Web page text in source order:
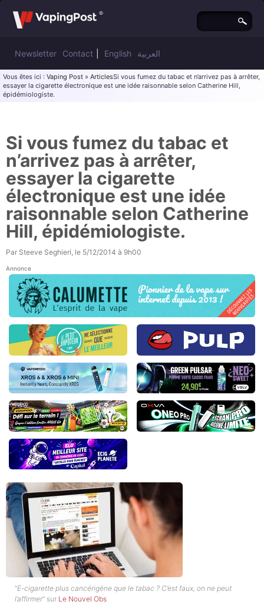
Newsletter Contact English العربية
Vous êtes ici : Vaping Post » ArticlesSi vous fumez du tabac et n’arrivez pas à arrêter,
essayer la cigarette électronique est une idée raisonnable selon Catherine Hill,
épidémiologiste.
Si vous fumez du tabac et
n’arrivez pas à arrêter,
essayer la cigarette
électronique est une idée
raisonnable selon Catherine
Hill, épidémiologiste.
Par Steeve Seghieri, le 5/12/2014 à 9h00
Annonce
“E-cigarette plus cancérigène que le tabac ? C’est faux, on ne peut
l’affirmer” sur Le Nouvel Obs